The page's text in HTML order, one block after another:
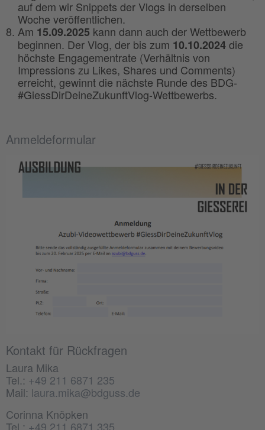
auf dem wir Snippets der Vlogs in derselben
Woche veröffentlichen.
Am 15.09.2025 kann dann auch der Wettbewerb
beginnen. Der Vlog, der bis zum 10.10.2024die
höchste Engagementrate (Verhältnis von
Impressions zu Likes, Shares und Comments)
erreicht, gewinnt die nächste Runde des BDG-
#GiessDirDeineZukunftVlog-Wettbewerbs.
Anmeldeformular
Kontakt für Rückfragen
Laura Mika
Tel.: +49 211 6871 235
Mail: laura.mika@bdguss.de
Corinna Knöpken
Tel.: +49 211 6871 335